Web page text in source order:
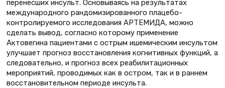
перенесших инсульт. Основываясь на результатах
международного рандомизированного плацебо-
контролируемого исследования АРТЕМИДА, можно
сделать вывод, согласно которому применение
Актовегина пациентами с острым ишемическим инсультом
улучшает прогноз восстановления когнитивных функций, а
следовательно, и прогноз всех реабилитационных
мероприятий, проводимых как в остром, так и в раннем
восстановительном периоде инсульта.